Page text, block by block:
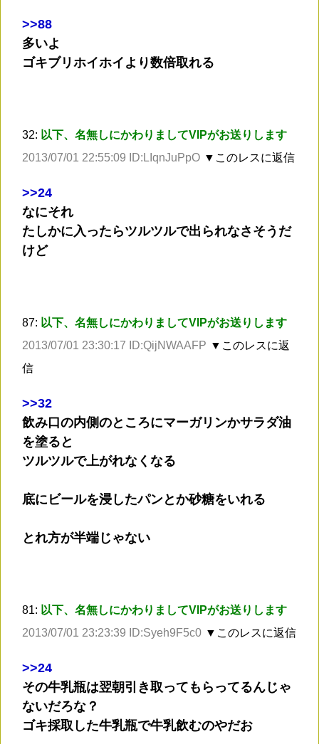
>>88
多いよ
ゴキブリホイホイより数倍取れる
32: 以下、名無しにかわりましてVIPがお送りします
2013/07/01 22:55:09 ID:LIqnJuPpO ▼このレスに返信
>>24
なにそれ
たしかに入ったらツルツルで出られなさそうだ
けど
87: 以下、名無しにかわりましてVIPがお送りします
2013/07/01 23:30:17 ID:QijNWAAFP ▼このレスに返
信
>>32
飲み口の内側のところにマーガリンかサラダ油
を塗ると
ツルツルで上がれなくなる
底にビールを浸したパンとか砂糖をいれる
とれ方が半端じゃない
81: 以下、名無しにかわりましてVIPがお送りします
2013/07/01 23:23:39 ID:Syeh9F5c0 ▼このレスに返信
>>24
その牛乳瓶は翌朝引き取ってもらってるんじゃ
ないだろな？
ゴキ採取した牛乳瓶で牛乳飲むのやだお